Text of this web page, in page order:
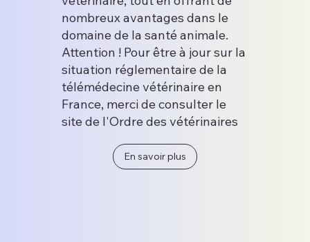
nombreux avantages dans le
domaine de la santé animale.
Attention ! Pour être à jour sur la
situation réglementaire de la
télémédecine vétérinaire en
France, merci de consulter le
site de l'Ordre des vétérinaires
En savoir plus